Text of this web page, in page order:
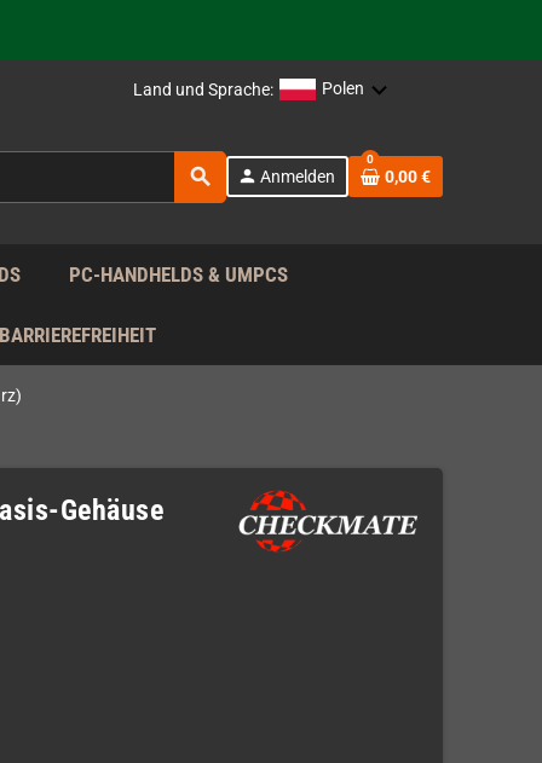
Land und Sprache: Polen
search person Anmelden
0
0,00 €
PC-HANDHELDS & UMPCS
Gehäuse